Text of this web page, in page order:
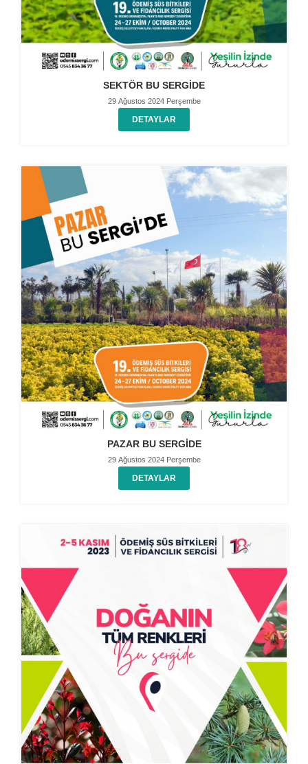
SEKTÖR BU SERGİDE
29 Ağustos 2024 Perşembe
DETAYLAR
PAZAR BU SERGİDE
29 Ağustos 2024 Perşembe
DETAYLAR